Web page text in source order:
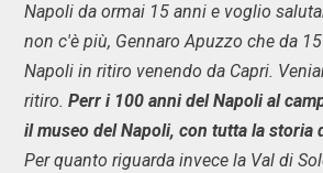
Napoli da ormai 15 anni e voglio
non c'è più, Gennaro Apuzzo che da
Napoli in ritiro venendo da Capri.
ritiro. Perr i 100 anni del Napoli al
il museo del Napoli, con tutta la storia
Per quanto riguarda invece la Val di